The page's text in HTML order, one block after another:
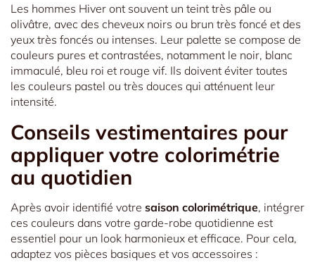
Les hommes Hiver ont souvent un teint très pâle ou
olivâtre, avec des cheveux noirs ou brun très foncé et des
yeux très foncés ou intenses. Leur palette se compose de
couleurs pures et contrastées, notamment le noir, blanc
immaculé, bleu roi et rouge vif. Ils doivent éviter toutes
les couleurs pastel ou très douces qui atténuent leur
intensité.
Conseils vestimentaires pour
appliquer votre colorimétrie
au quotidien
Après avoir identifié votre saison colorimétrique, intégrer
ces couleurs dans votre garde-robe quotidienne est
essentiel pour un look harmonieux et efficace. Pour cela,
adaptez vos pièces basiques et vos accessoires :